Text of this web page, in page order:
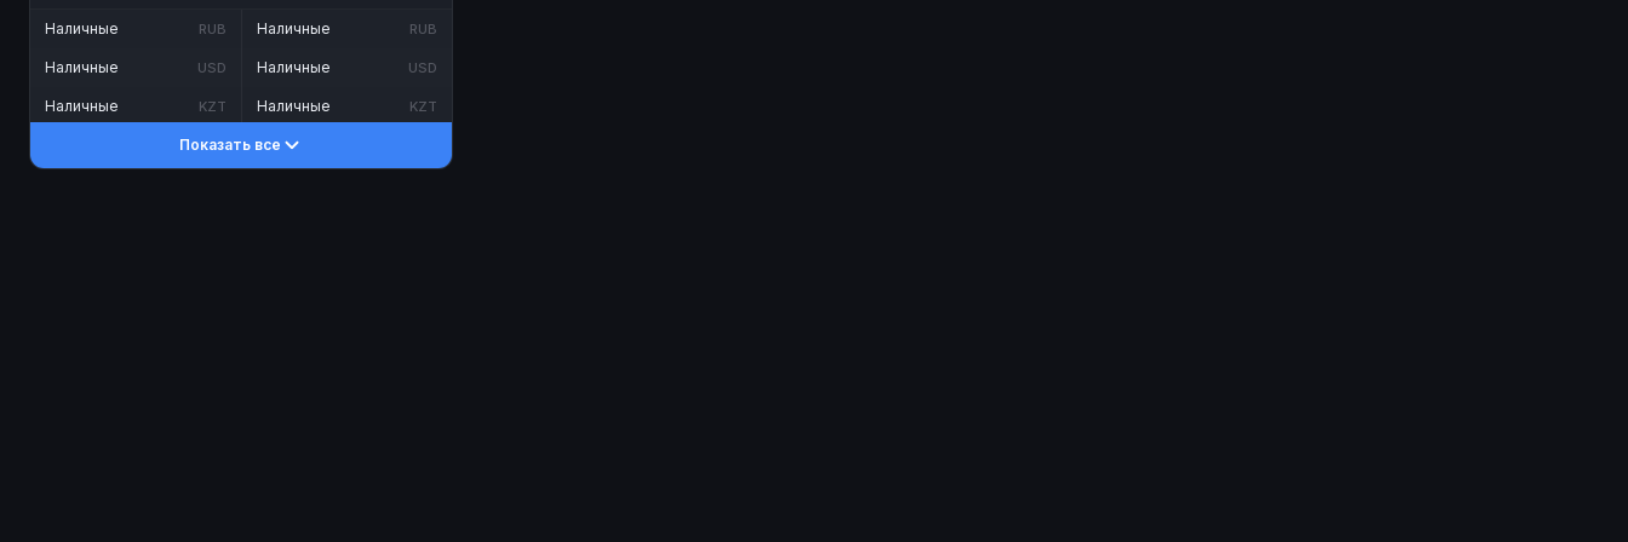
Наличные RUB
Наличные USD
Наличные KZT
Наличные RUB
Наличные USD
Наличные KZT
Показать все